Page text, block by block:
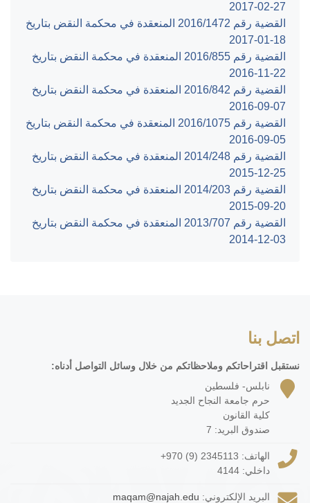
‎2017-02-27‏
القضية رقم ‎1472‏/‎2016‏ المنعقدة في محكمة النقض بتاريخ
‎2017-01-18‏
القضية رقم ‎855‏/‎2016‏ المنعقدة في محكمة النقض بتاريخ
‎2016-11-22‏
القضية رقم ‎842‏/‎2016‏ المنعقدة في محكمة النقض بتاريخ
‎2016-09-07‏
القضية رقم ‎1075‏/‎2016‏ المنعقدة في محكمة النقض بتاريخ
‎2016-09-05‏
القضية رقم ‎248‏/‎2014‏ المنعقدة في محكمة النقض بتاريخ
‎2015-12-25‏
القضية رقم ‎203‏/‎2014‏ المنعقدة في محكمة النقض بتاريخ
‎2015-09-20‏
القضية رقم ‎707‏/‎2013‏ المنعقدة في محكمة النقض بتاريخ
‎2014-12-03‏
اتصل بنا
نستقبل اقتراحاتكم وملاحظاتكم من خلال وسائل التواصل أدناه:
نابلس- فلسطين
حرم جامعة النجاح الجديد
كلية القانون
صندوق البريد: 7
الهاتف: +970 (9) 2345113
داخلي: 4144
البريد الإلكتروني: maqam@najah.edu